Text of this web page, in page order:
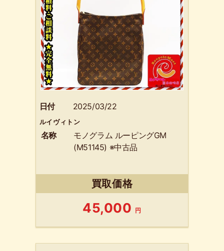
日付 2025/03/22
ルイヴィトン
名称
モノグラム ルーピングGM
(M51145) ※中古品
買取価格
45,000 円